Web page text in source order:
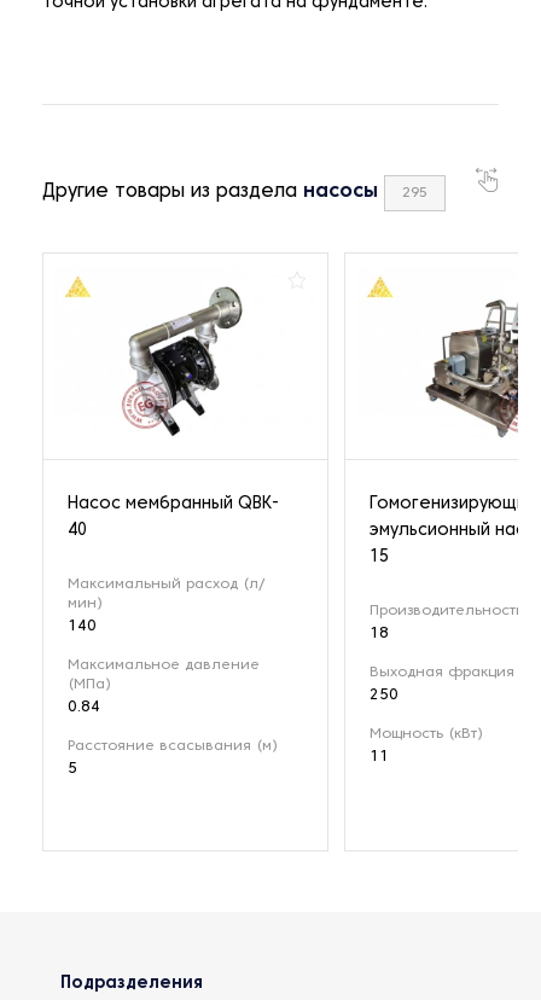
точной установки агрегата на фундаменте.
Другие товары из раздела насосы 295
Насос мембранный QBK-
40
Максимальный расход (л/
мин)
140
Максимальное давление
(МПа)
0.84
Расстояние всасывания (м)
5
Гомогенизирующий
эмульсионный
15
Производительность
18
Выходная фракция
250
Мощность (кВт)
11
Подразделения